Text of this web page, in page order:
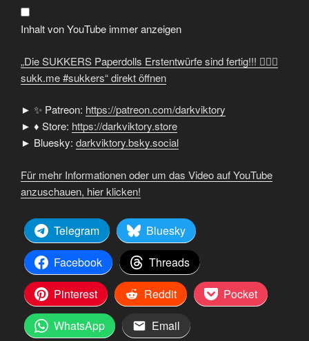
fertig!!!
🏳‍🌈
🦇
sukk.me
von
YouTube
anzeigen
Inhalt von YouTube immer anzeigen
„Die SUKKERS Paperdolls Erstentwürfe sind fertig!!! 🏳‍🌈🦇
sukk.me #sukkers“ direkt öffnen
► ✨ Patreon: https://patreon.com/darkviktory
► ♦ Store: https://darkviktory.store
► Bluesky: darkviktory.bsky.social
Für mehr Informationen oder um das Video auf YouTube
anzuschauen, hier klicken!
Telegram
Bluesky
Facebook
Threads
Pinterest
Reddit
Pocket
WhatsApp
Email